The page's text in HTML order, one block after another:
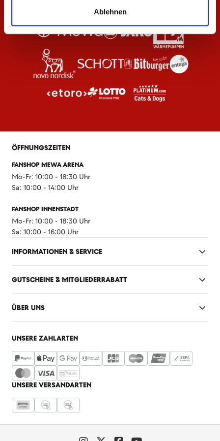
Ablehnen
ÖFFNUNGSZEITEN
FANSHOP MEWA ARENA
Mo-Fr: 10:00 - 18:30 Uhr
Sa: 10:00 - 14:00 Uhr
FANSHOP INNENSTADT
Mo-Fr: 10:00 - 18:30 Uhr
Sa: 10:00 - 16:00 Uhr
INFORMATIONEN & SERVICE
GUTSCHEINE & MITGLIEDERRABATT
ÜBER UNS
UNSERE ZAHLARTEN
UNSERE VERSANDARTEN